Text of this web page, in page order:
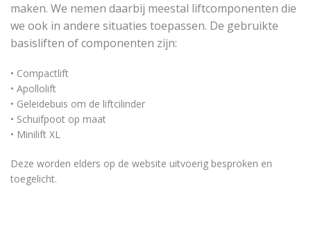
maken. We nemen daarbij meestal liftcomponenten die
we ook in andere situaties toepassen. De gebruikte
basisliften of componenten zijn:
• Compactlift
• Apollolift
• Geleidebuis om de liftcilinder
• Schuifpoot op maat
• Minilift XL
Deze worden elders op de website uitvoerig besproken en
toegelicht.